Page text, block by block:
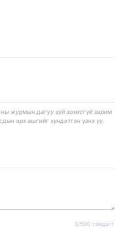
журмын дагуу зүй зохисгүй зарим
эрх ашгийг хүндэтгэн үзнэ үү.
0/500 тэмдэгт